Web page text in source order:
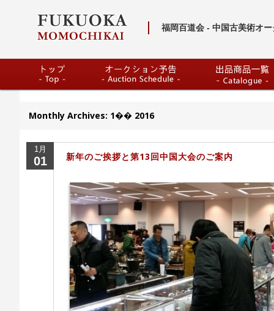
福岡百道会 - 中国古美術オ
Monthly Archives: 1�� 2016
1月
01 新年のご挨拶と第13回中国大会のご案内